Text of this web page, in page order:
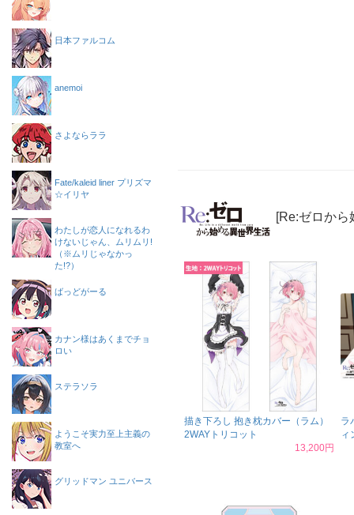
[Re:ゼロから
描き下ろし 抱き枕カバー（ラム）
2WAYトリコット
13,200円
ラ
ィ
日本ファルコム
anemoi
さよならララ
Fate/kaleid liner プリズマ
☆イリヤ
わたしが恋人になれるわ
けないじゃん、ムリムリ!
（※ムリじゃなかっ
た!?）
ばっどがーる
カナン様はあくまでチョ
ロい
ステラソラ
ようこそ実力至上主義の
教室へ
グリッドマン ユニバース